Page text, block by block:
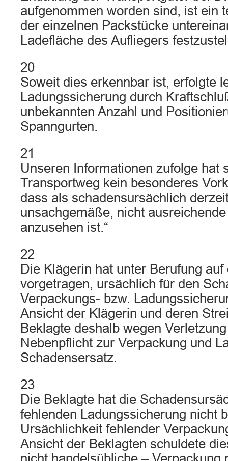
aufgenommen worden sind, ist ein
der einzelnen Packstücke
Ladefläche des Aufliegers
20
Soweit dies erkennbar ist, erfolgte
Ladungssicherung durch
unbekannten Anzahl und
Spanngurten.
21
Unseren Informationen zufolge hat
Transportweg kein besonderes
dass als schadensursächlich
unsachgemäße, nicht
anzusehen ist.“
22
Die Klägerin hat unter Berufung
vorgetragen, ursächlich für den
Verpackungs- bzw.
Ansicht der Klägerin und deren
Beklagte deshalb wegen
Nebenpflicht zur Verpackung und
Schadensersatz.
23
Die Beklagte hat die
fehlenden Ladungssicherung nicht
Ursächlichkeit fehlender
Ansicht der Beklagten schuldete